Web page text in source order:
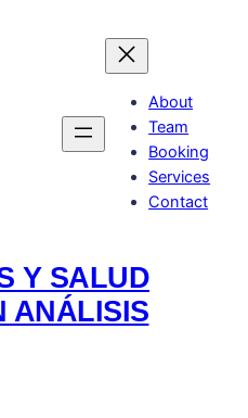
About
Team
Booking
Services
Contact
Y SALUD
ANÁLISIS